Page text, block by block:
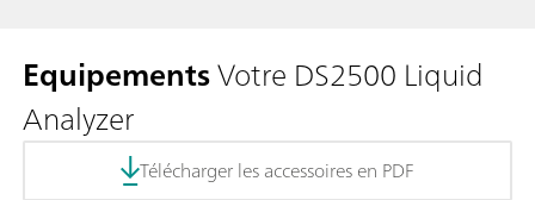
EquipementsVotre DS2500 Liquid
Analyzer
Télécharger les accessoires en PDF